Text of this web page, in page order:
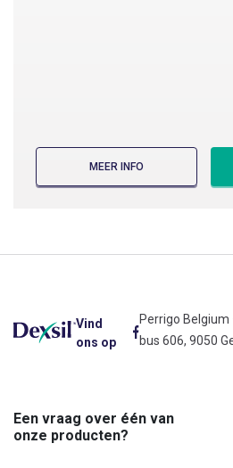
MEER INFO
Koper &
Vind
ons op
Perrigo Belgium
bus 606, 9050
Een vraag over één van
onze producten?